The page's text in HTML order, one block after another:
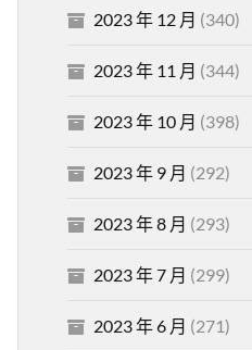
2023 年 12 月 (340)
2023 年 11 月 (344)
2023 年 10 月 (398)
2023 年 9 月 (292)
2023 年 8 月 (293)
2023 年 7 月 (299)
2023 年 6 月 (271)